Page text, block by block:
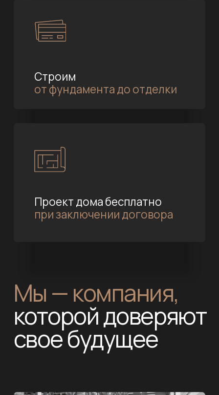
Проект дома бесплатно
Используются качественные материалы
от известных производителей